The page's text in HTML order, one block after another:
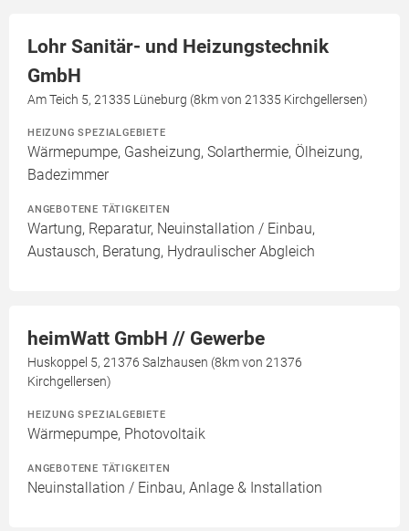
Lohr Sanitär- und Heizungstechnik
GmbH
Am Teich 5, 21335 Lüneburg (8km von 21335 Kirchgellersen)
HEIZUNG SPEZIALGEBIETE
Wärmepumpe, Gasheizung, Solarthermie, Ölheizung,
Badezimmer
ANGEBOTENE TÄTIGKEITEN
Wartung, Reparatur, Neuinstallation / Einbau,
Austausch, Beratung, Hydraulischer Abgleich
heimWatt GmbH // Gewerbe
Huskoppel 5, 21376 Salzhausen (8km von 21376
Kirchgellersen)
HEIZUNG SPEZIALGEBIETE
Wärmepumpe, Photovoltaik
ANGEBOTENE TÄTIGKEITEN
Neuinstallation / Einbau, Anlage & Installation